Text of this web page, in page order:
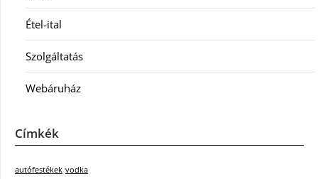
Étel-ital
Szolgáltatás
Webáruház
Címkék
autófestékek vodka